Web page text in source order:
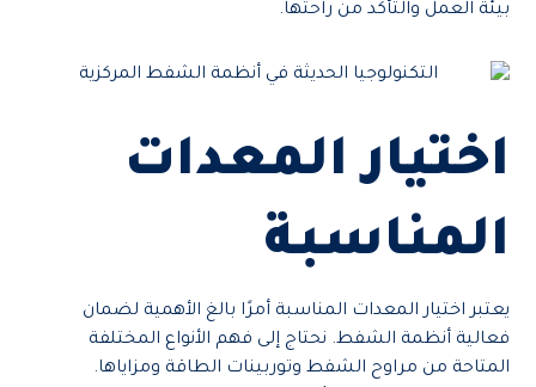
بيئة العمل والتأكد من راحتها.
اختيار المعدات
المناسبة
يعتبر اختيار المعدات المناسبة أمرًا بالغ الأهمية لضمان
فعالية أنظمة الشفط. نحتاج إلى فهم الأنواع المختلفة
المتاحة من مراوح الشفط وتوربينات الطاقة ومزاياها.